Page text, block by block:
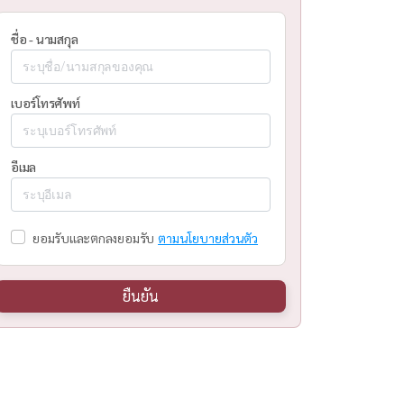
ชื่อ - นามสกุล
เบอร์โทรศัพท์
อีเมล
ยอมรับและตกลงยอมรับ ตามนโยบายส่วนตัว
ยืนยัน